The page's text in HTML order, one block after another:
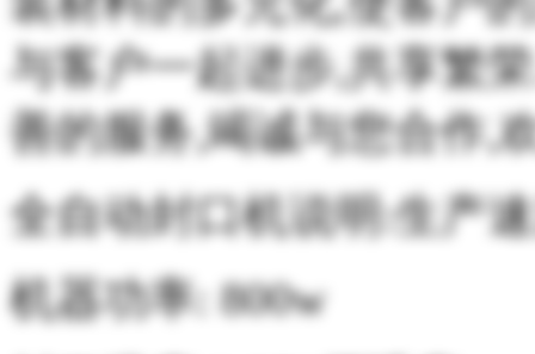
与客户一起进步,共享繁
善的服务,竭诚与您合作,
全自动封口机说明:生产
机器功率: 800w